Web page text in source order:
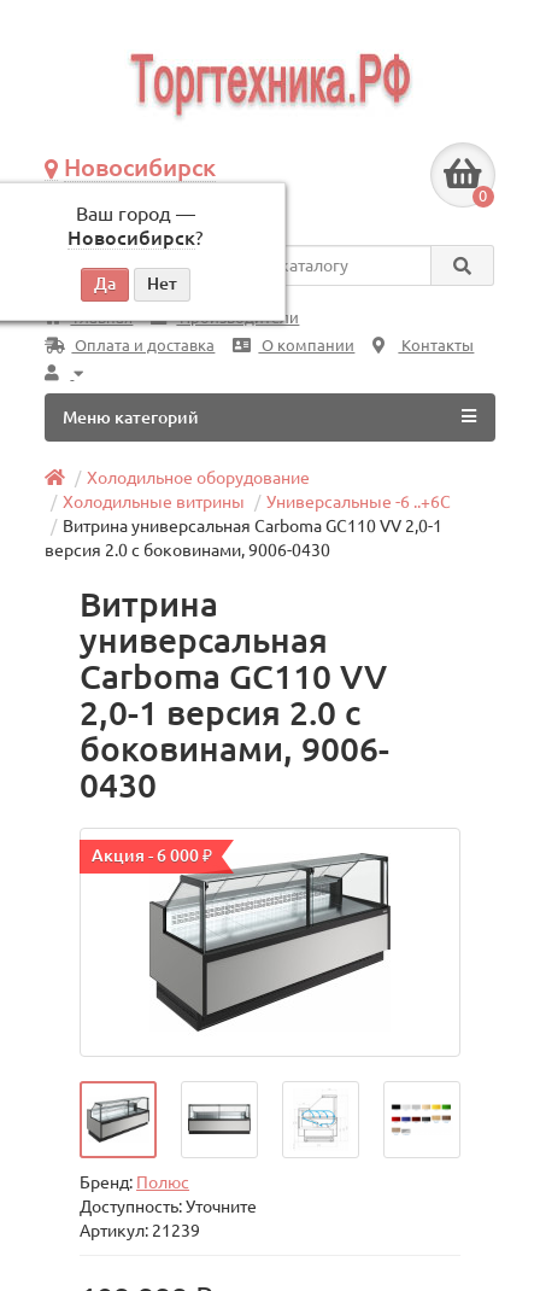
Новосибирск
Ваш город —
Новосибирск?
по будням, с 09:00 до 18:00
0
Везде
Главная
Производители
Оплата и доставка
О компании Контакты
Меню категорий
Холодильное оборудование
Холодильные витрины
Универсальные -6 ..+6C
Витрина универсальная Carboma GC110 VV 2,0-1
версия 2.0 с боковинами, 9006-0430
Витрина
универсальная
Carboma GC110 VV
2,0-1 версия 2.0 с
боковинами, 9006-
0430
Акция - 6 000 ₽
Бренд: Полюс
Доступность: Уточните
Артикул: 21239